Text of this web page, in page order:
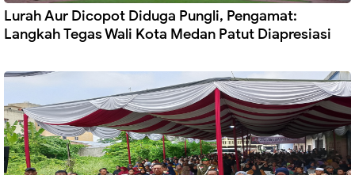
Lurah Aur Dicopot Diduga Pungli, Pengamat:
Langkah Tegas Wali Kota Medan Patut Diapresiasi